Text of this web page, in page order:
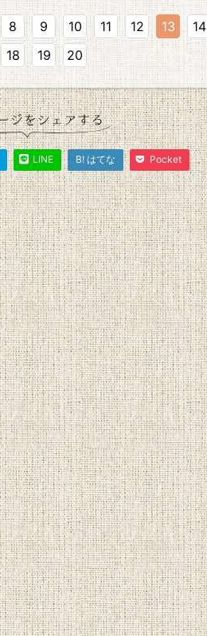
8 9 10 11 12 13 14
18
19 20
LINE B! はてな Pocket